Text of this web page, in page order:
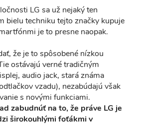
LG sa už nejaký ten
bielu techniku tejto značky kupuje
je to presne naopak.
že je to spôsobené nízkou
ostávajú verné tradičným
audio jack, stará známa
vzadu), nezabúdajú však
s novými funkciami.
zabudnúť na to, že práve LG je
širokouhlými foťákmi v